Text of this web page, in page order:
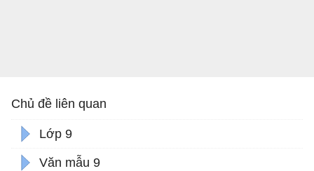
Chủ đề liên quan
Lớp 9
Văn mẫu 9